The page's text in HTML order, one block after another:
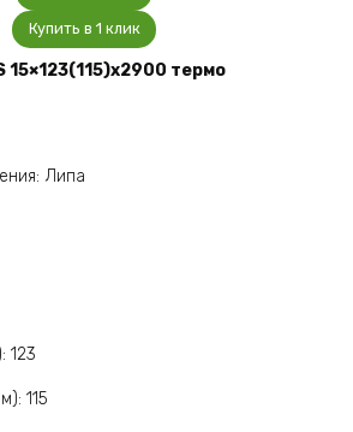
Купить в 1 клик
15×123(115)x2900 термо
Липа
123
115